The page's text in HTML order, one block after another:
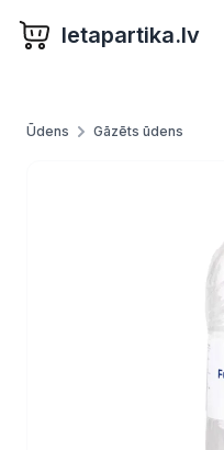
letapartika.lv
Ūdens Gāzēts ūdens